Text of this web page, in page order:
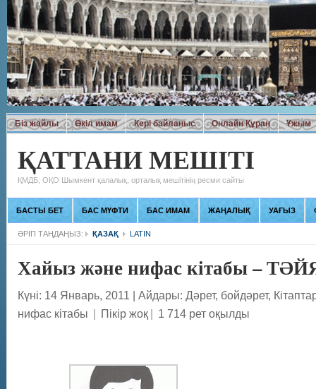
Біз жайлы Өкіл имам Кері байланыс Онлайн Құран Ұжым
ҚАТТАНИ МЕШІТІ
ҚМДБ, ОҚО Шымкент қалалық, орталық мешітінің ресми сайты
БАСТЫ БЕТ БАС МҮФТИ БАС ИМАМ ЖАҢАЛЫҚ УАҒЫЗ
ӘРІП ТАҢДАҢЫЗ: ҚАЗАҚ LATIN
Хайыз және нифас кітабы –
Күні: 14 Январь, 2011 | Айдары: Дәрет, бойдәрет,
нифас кітабы | Пікір жоқ | 1 714 рет оқылды